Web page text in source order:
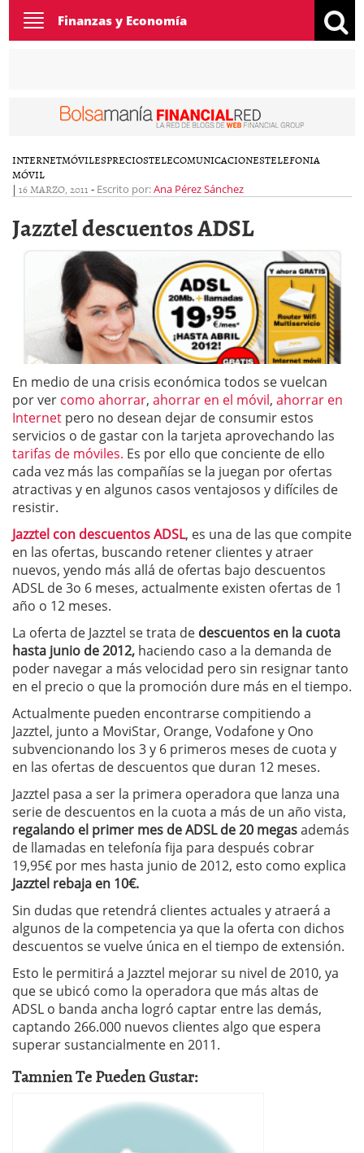
Toggle
navigation
Finanzas y Economía
INTERNETMÓVILESPRECIOSTELECOMUNICACIONESTELEFONIA
MÓVIL
| 16 MARZO, 2011 - Escrito por:Ana Pérez Sánchez
Jazztel descuentos ADSL
En medio de una crisis económica todos se vuelcan
por ver como ahorrar, ahorrar en el móvil, ahorrar en
Internet pero no desean dejar de consumir estos
servicios o de gastar con la tarjeta aprovechando las
tarifas de móviles. Es por ello que conciente de ello
cada vez más las compañías se la juegan por ofertas
atractivas y en algunos casos ventajosos y difíciles de
resistir.
Jazztel con descuentos ADSL, es una de las que compite
en las ofertas, buscando retener clientes y atraer
nuevos, yendo más allá de ofertas bajo descuentos
ADSL de 3o 6 meses, actualmente existen ofertas de 1
año o 12 meses.
La oferta de Jazztel se trata de descuentos en la cuota
hasta junio de 2012, haciendo caso a la demanda de
poder navegar a más velocidad pero sin resignar tanto
en el precio o que la promoción dure más en el tiempo.
Actualmente pueden encontrarse compitiendo a
Jazztel, junto a MoviStar, Orange, Vodafone y Ono
subvencionando los 3 y 6 primeros meses de cuota y
en las ofertas de descuentos que duran 12 meses.
Jazztel pasa a ser la primera operadora que lanza una
serie de descuentos en la cuota a más de un año vista,
regalando el primer mes de ADSL de 20 megasademás
de llamadas en telefonía fija para después cobrar
19,95€ por mes hasta junio de 2012, esto como explica
Jazztel rebaja en 10€.
Sin dudas que retendrá clientes actuales y atraerá a
algunos de la competencia ya que la oferta con dichos
descuentos se vuelve única en el tiempo de extensión.
Esto le permitirá a Jazztel mejorar su nivel de 2010, ya
que se ubicó como la operadora que más altas de
ADSL o banda ancha logró captar entre las demás,
captando 266.000 nuevos clientes algo que espera
superar sustancialmente en 2011.
Tamnien Te Pueden Gustar: